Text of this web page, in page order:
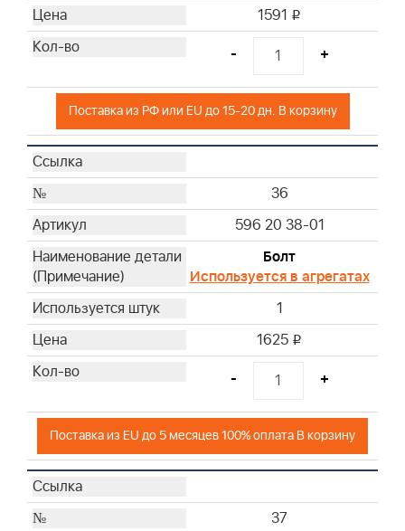
1591 i
- +
Поставка из РФ или EU до 15-20 дн. В корзину
36
596 20 38-01
Болт
Используется в агрегатах
1
1625 i
- +
Поставка из EU до 5 месяцев 100% оплата В корзину
37